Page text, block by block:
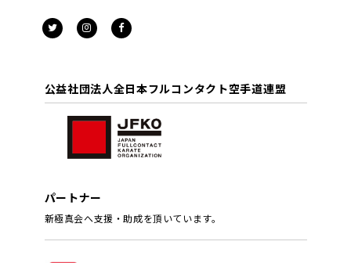
公益社団法人全日本フルコンタクト空手道連盟
パートナー
新極真会へ支援・助成を頂いています。